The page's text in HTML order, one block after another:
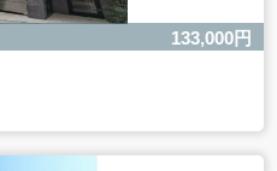
00 ※弊社公休日を除く133,000円